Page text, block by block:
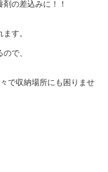
の差込みに！！
す。
で、
で収納場所にも困りませ